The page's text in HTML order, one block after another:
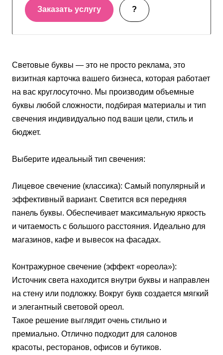
Заказать услугу ?
Световые буквы — это не просто реклама, это
визитная карточка вашего бизнеса, которая работает
на вас круглосуточно. Мы производим объемные
буквы любой сложности, подбирая материалы и тип
свечения индивидуально под ваши цели, стиль и
бюджет.
Выберите идеальный тип свечения:
Лицевое свечение (классика): Самый популярный и
эффективный вариант. Светится вся передняя
панель буквы. Обеспечивает максимальную яркость
и читаемость с большого расстояния. Идеально для
магазинов, кафе и вывесок на фасадах.
Контражурное свечение (эффект «ореола»):
Источник света находится внутри буквы и направлен
на стену или подложку. Вокруг букв создается мягкий
и элегантный световой ореол.
Такое решение выглядит очень стильно и
премиально. Отлично подходит для салонов
красоты, ресторанов, офисов и бутиков.